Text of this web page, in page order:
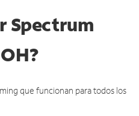
Spectrum
que funcionan para todos los